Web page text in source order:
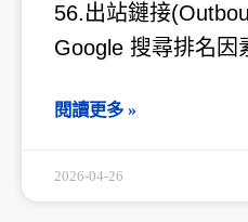
56.出站鏈接
Google 搜尋排名因
閱讀更多 »
2026-04-26